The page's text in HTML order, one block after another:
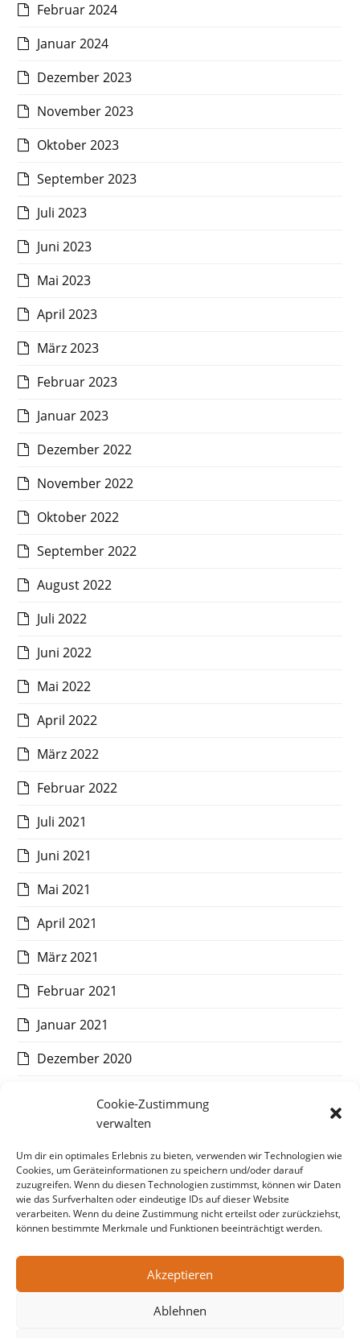
Cookie-Zustimmung
verwalten
Um dir ein optimales Erlebnis zu bieten, verwenden wir Technologien wie
Cookies, um Geräteinformationen zu speichern und/oder darauf
zuzugreifen. Wenn du diesen Technologien zustimmst, können wir Daten
wie das Surfverhalten oder eindeutige IDs auf dieser Website
verarbeiten. Wenn du deine Zustimmung nicht erteilst oder zurückziehst,
können bestimmte Merkmale und Funktionen beeinträchtigt werden.
Akzeptieren
Ablehnen
Februar 2024
Januar 2024
Dezember 2023
November 2023
Oktober 2023
September 2023
Juli 2023
Juni 2023
Mai 2023
April 2023
März 2023
Februar 2023
Januar 2023
Dezember 2022
November 2022
Oktober 2022
September 2022
August 2022
Juli 2022
Juni 2022
Mai 2022
April 2022
März 2022
Februar 2022
Juli 2021
Juni 2021
Mai 2021
April 2021
März 2021
Februar 2021
Januar 2021
Dezember 2020
Oktober 2020
September 2020
August 2020
Juli 2020